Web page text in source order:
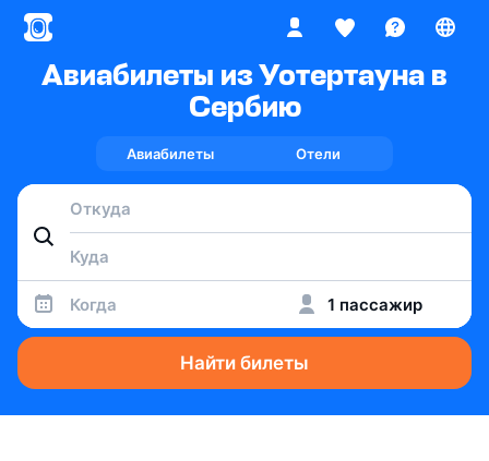
Авиабилеты из Уотертауна в
Сербию
Авиабилеты Отели
Когда 1 пассажир
Найти билеты